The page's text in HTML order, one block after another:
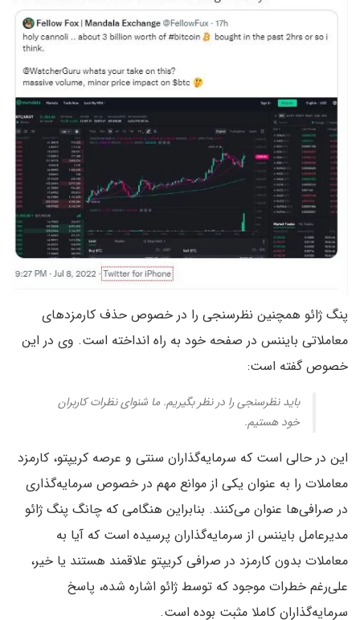
پنگ ژائو همچنین نظرسنجی را در خصوص حذف کارمزدهای
معاملاتی بایننس در صفحه خود به راه انداخته است. وی در این
خصوص گفته است:
باید نظرسنجی را در نظر بگیریم. ما شنوای نظرات کاربران
خود هستیم.
این در حالی است که سرمایه‌گذاران سنتی و عرصه کریپتو، کارمزد
معاملات را به عنوان یکی از موانع مهم در خصوص سرمایه‌گذاری
در صرافی‌ها عنوان می‌کنند. بنابراین هنگامی که چانگ پنگ ژائو
مدیرعامل بایننس از سرمایه‌گذاران پرسیده است که آیا به
معاملات بدون کارمزد در صرافی کریپتو علاقمند هستند یا خیر،
علی‌رغم خطرات موجود که توسط ژائو اشاره شده، پاسخ
سرمایه‌گذاران کاملا مثبت بوده است.